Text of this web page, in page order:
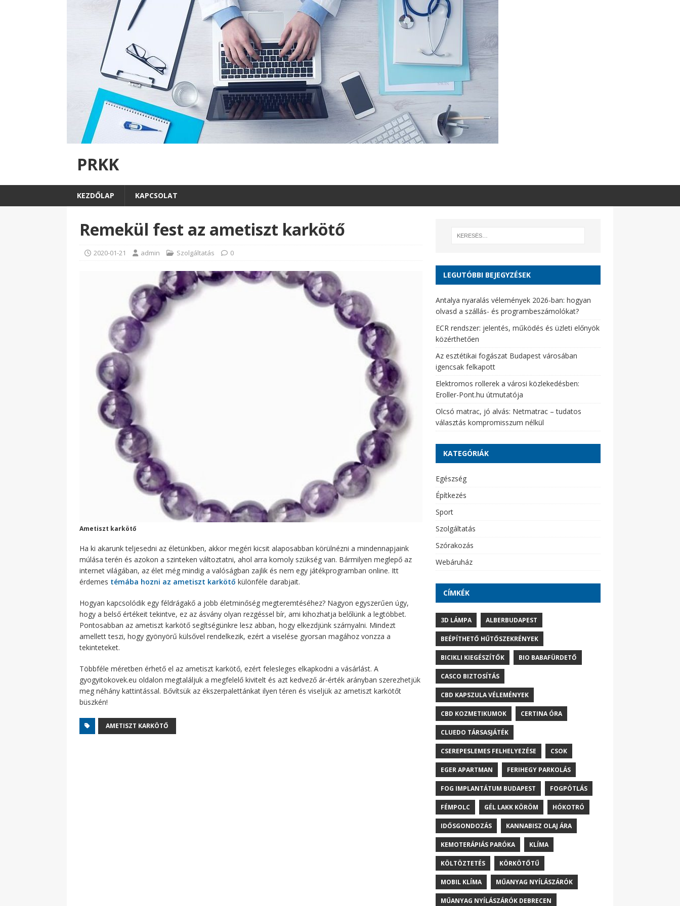
PRKK
KEZDŐLAP KAPCSOLAT
Remekül fest az ametiszt karkötő
2020-01-21 admin Szolgáltatás 0
Ametiszt karkötő
Ha ki akarunk teljesedni az életünkben, akkor megéri kicsit alaposabban körülnézni a mindennapjaink
múlása terén és azokon a szinteken változtatni, ahol arra komoly szükség van. Bármilyen meglepő az
internet világában, az élet még mindig a valóságban zajlik és nem egy játékprogramban online. Itt
érdemes témába hozni az ametiszt karkötő különféle darabjait.
Hogyan kapcsolódik egy féldrágakő a jobb életminőség megteremtéséhez? Nagyon egyszerűen úgy,
hogy a belső értékeit tekintve, ez az ásvány olyan rezgéssel bír, ami kihozhatja belőlünk a legtöbbet.
Pontosabban az ametiszt karkötő segítségünkre lesz abban, hogy elkezdjünk szárnyalni. Mindezt
amellett teszi, hogy gyönyörű külsővel rendelkezik, ezért a viselése gyorsan magához vonzza a
tekinteteket.
Többféle méretben érhető el az ametiszt karkötő, ezért felesleges elkapkodni a vásárlást. A
gyogyitokovek.eu oldalon megtaláljuk a megfelelő kivitelt és azt kedvező ár-érték arányban szerezhetjük
meg néhány kattintással. Bővítsük az ékszerpalettánkat ilyen téren és viseljük az ametiszt karkötőt
büszkén!
AMETISZT KARKÖTŐ
LEGUTÓBBI BEJEGYZÉSEK
Antalya nyaralás vélemények 2026-ban: hogyan
olvasd a szállás- és programbeszámolókat?
ECR rendszer: jelentés, működés és üzleti előnyök
közérthetően
Az esztétikai fogászat Budapest városában
igencsak felkapott
Elektromos rollerek a városi közlekedésben:
Eroller-Pont.hu útmutatója
Olcsó matrac, jó alvás: Netmatrac – tudatos
választás kompromisszum nélkül
KATEGÓRIÁK
Egészség
Építkezés
Sport
Szolgáltatás
Szórakozás
Webáruház
CÍMKÉK
3D LÁMPA ALBERBUDAPEST
BEÉPÍTHETŐ HŰTŐSZEKRÉNYEK
BICIKLI KIEGÉSZÍTŐK BIO BABAFÜRDETŐ
CASCO BIZTOSÍTÁS
CBD KAPSZULA VÉLEMÉNYEK
CBD KOZMETIKUMOK CERTINA ÓRA
CLUEDO TÁRSASJÁTÉK
CSEREPESLEMES FELHELYEZÉSE CSOK
EGER APARTMAN FERIHEGY PARKOLÁS
FOG IMPLANTÁTUM BUDAPEST FOGPÓTLÁS
FÉMPOLC GÉL LAKK KÖRÖM HÓKOTRÓ
IDŐSGONDOZÁS KANNABISZ OLAJ ÁRA
KEMOTERÁPIÁS PARÓKA KLÍMA
KÖLTÖZTETÉS KÖRKÖTŐTŰ
MOBIL KLÍMA MŰANYAG NYÍLÁSZÁRÓK
MŰANYAG NYÍLÁSZÁRÓK DEBRECEN